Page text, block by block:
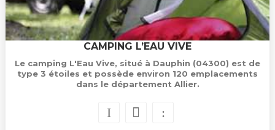
CAMPING L’EAU VIVE
Le camping L'Eau Vive, situé à Dauphin (04300) est de
type 3 étoiles et possède environ 120 emplacements
dans le département Allier.